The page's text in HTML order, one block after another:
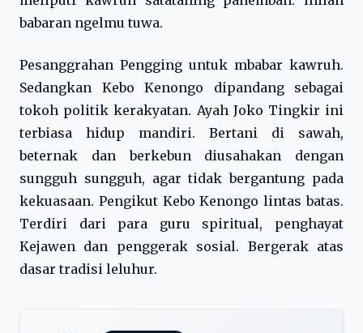
babaran ngelmu tuwa.
Pesanggrahan Pengging untuk mbabar kawruh.
Sedangkan Kebo Kenongo dipandang sebagai
tokoh politik kerakyatan. Ayah Joko Tingkir ini
terbiasa hidup mandiri. Bertani di sawah,
beternak dan berkebun diusahakan dengan
sungguh sungguh, agar tidak bergantung pada
kekuasaan. Pengikut Kebo Kenongo lintas batas.
Terdiri dari para guru spiritual, penghayat
Kejawen dan penggerak sosial. Bergerak atas
dasar tradisi leluhur.